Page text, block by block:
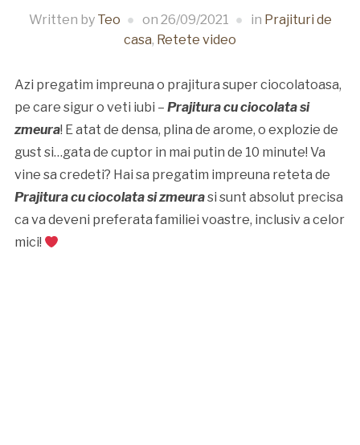
Written by Teo on 26/09/2021 in Prajituri de
casa, Retete video
Azi pregatim impreuna o prajitura super ciocolatoasa,
pe care sigur o veti iubi – Prajitura cu ciocolata si
zmeura! E atat de densa, plina de arome, o explozie de
gust si…gata de cuptor in mai putin de 10 minute! Va
vine sa credeti? Hai sa pregatim impreuna reteta de
Prajitura cu ciocolata si zmeurasi sunt absolut precisa
ca va deveni preferata familiei voastre, inclusiv a celor
mici!